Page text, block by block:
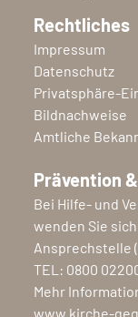
Rechtliches
Impressum
Datenschutz
Privatsphäre-
Bildnachweise
Amtliche
Prävention
Bei Hilfe- und
wenden Sie
Ansprechstelle
TEL: 0800
Mehr
www.kirche-